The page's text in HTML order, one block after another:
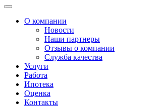
О компании
Новости
Наши партнеры
Отзывы о компании
Служба качества
Услуги
Работа
Ипотека
Оценка
Контакты